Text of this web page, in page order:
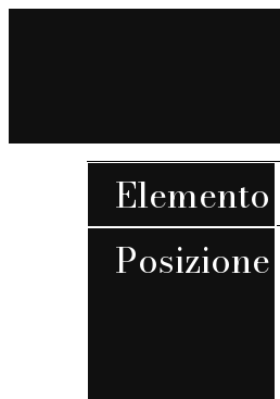
Elemento
Posizione